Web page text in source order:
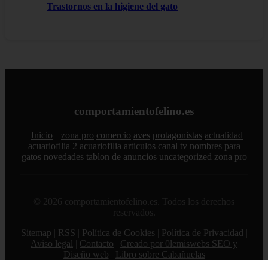
Trastornos en la higiene del gato
comportamientofelino.es
Inicio zona pro comercio aves protagonistas actualidad
acuariofilia 2 acuariofilia articulos canal tv nombres para
gatos novedades tablon de anuncios uncategorized zona pro
© 2026 comportamientofelino.es. Todos los derechos
reservados.
Sitemap
RSS Política de Cookies Política de Privacidad
Aviso legal
Contacto
Creado por 0lemiswebs SEO y
Diseño web
Libro sobre Cabañuelas